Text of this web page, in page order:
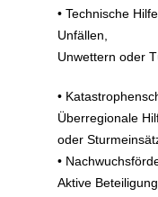
• Technische
Unfällen,
Unwettern oder
•
Überregionale
oder
•
Aktive